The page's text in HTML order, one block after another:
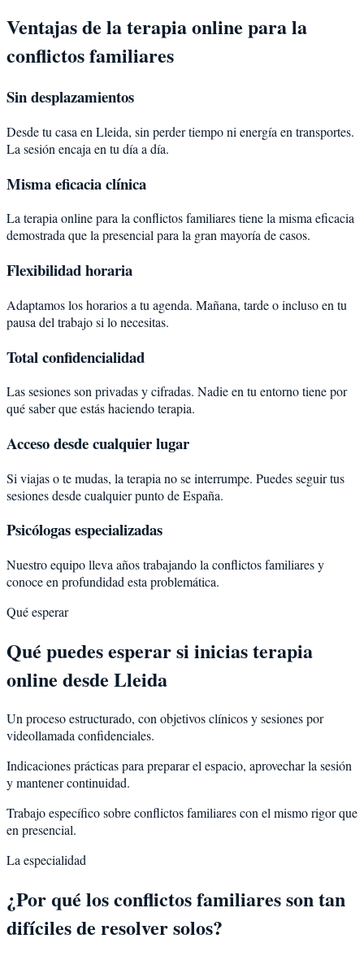
Ventajas de la terapia online para la
conflictos familiares
Sin desplazamientos
Desde tu casa en Lleida, sin perder tiempo ni energía en transportes.
La sesión encaja en tu día a día.
Misma eficacia clínica
La terapia online para la conflictos familiares tiene la misma eficacia
demostrada que la presencial para la gran mayoría de casos.
Flexibilidad horaria
Adaptamos los horarios a tu agenda. Mañana, tarde o incluso en tu
pausa del trabajo si lo necesitas.
Total confidencialidad
Las sesiones son privadas y cifradas. Nadie en tu entorno tiene por
qué saber que estás haciendo terapia.
Acceso desde cualquier lugar
Si viajas o te mudas, la terapia no se interrumpe. Puedes seguir tus
sesiones desde cualquier punto de España.
Psicólogas especializadas
Nuestro equipo lleva años trabajando la conflictos familiares y
conoce en profundidad esta problemática.
Qué esperar
Qué puedes esperar si inicias terapia
online desde Lleida
Un proceso estructurado, con objetivos clínicos y sesiones por
videollamada confidenciales.
Indicaciones prácticas para preparar el espacio, aprovechar la sesión
y mantener continuidad.
Trabajo específico sobre conflictos familiares con el mismo rigor que
en presencial.
La especialidad
¿Por qué los conflictos familiares son tan
difíciles de resolver solos?